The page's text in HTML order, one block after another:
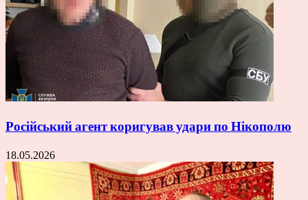
Російський агент коригував удари по Нікополю
18.05.2026